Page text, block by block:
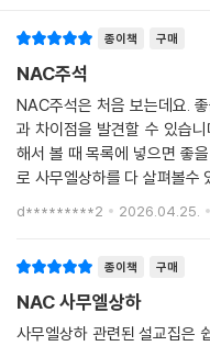
종이책 구매
NAC주석
NAC주석은 처음 보는데요.
과 차이점을 발견할 수 있습
해서 볼 때 목록에 넣으면 좋
로 사무엘상하를 다 살펴볼수
가 한권으로 되어 있는데, 그
d*********2 2026.04.25.
종이책 구매
NAC 사무엘상하
사무엘상하 관련된 설교집은